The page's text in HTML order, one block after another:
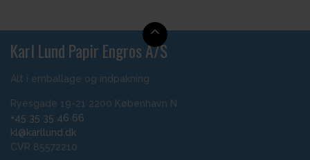
Karl Lund Papir Engros A/S
Alt i emballage og indpakning
Ryesgade 19-21 2200 København N
+45 35 35 46 66
kl@karllund.dk
CVR 85572210